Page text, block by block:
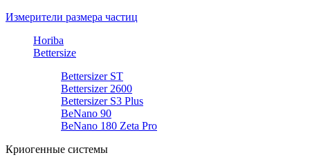
Измерители размера частиц
Horiba
Bettersize
Bettersizer ST
Bettersizer 2600
Bettersizer S3 Plus
BeNano 90
BeNano 180 Zeta Pro
Криогенные системы